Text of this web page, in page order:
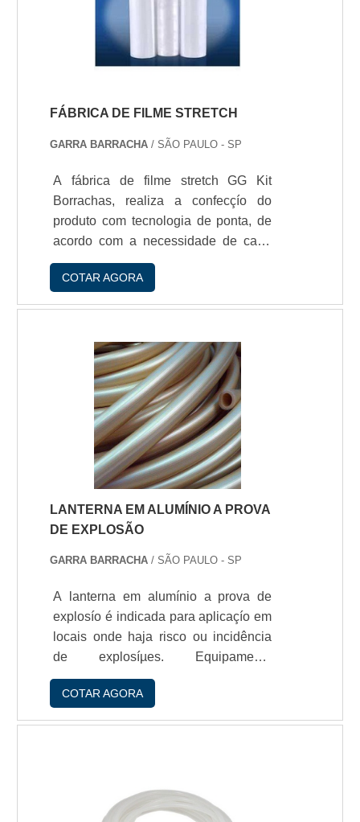
FÁBRICA DE FILME STRETCH
GARRA BARRACHA / SÃO PAULO - SP
A fábrica de filme stretch GG Kit
Borrachas, realiza a confecçío do
produto com tecnologia de ponta, de
acordo com a necessidade de cada
cliente.Aplicaçío do filme strech -
Fechamento de pallets; - Conjugaçío
de caixas; - Proteçío de cargas; -
Polietileno esticável; - Possui alto
tato; - Resistente; - Leve.Adquira já o
filme stretch e garanta a integridade
na estocagem e transporte de cargas
ou produtos industriais.Solicite sua
cotaçío com a GG Kit, referênc.
COTAR AGORA
LANTERNA EM ALUMÍNIO A PROVA
DE EXPLOSÃO
GARRA BARRACHA / SÃO PAULO - SP
A lanterna em alumí­nio a prova de
explosío é indicada para aplicaçío em
locais onde haja risco ou incidência
de explosíµes. Equipamento
comercializado pela GG Kit Borrachas
com selo do INMETRO.í‰ fabricada
com alta tecnologia e materiais de
caso de explosío, a lanterna anti
explosío evita propagaçío
COTAR AGORA